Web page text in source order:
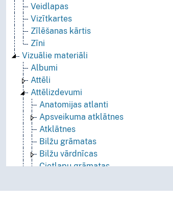
Veidlapas
Vizītkartes
Zīlēšanas kārtis
Zīni
Vizuālie materiāli
Albumi
Attēli
Attēlizdevumi
Anatomijas atlanti
Apsveikuma atklātnes
Atklātnes
Bilžu grāmatas
Bilžu vārdnīcas
Cietlapu grāmatas
Iespiedgrafikas darbi